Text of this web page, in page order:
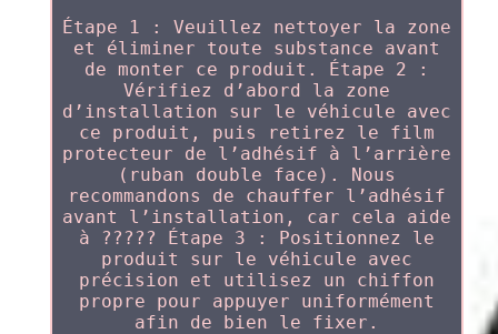
Étape 1 : Veuillez nettoyer la zone
et éliminer toute substance avant
de monter ce produit. Étape 2 :
Vérifiez d’abord la zone
d’installation sur le véhicule avec
ce produit, puis retirez le film
protecteur de l’adhésif à l’arrière
(ruban double face). Nous
recommandons de chauffer l’adhésif
avant l’installation, car cela aide
à ????? Étape 3 : Positionnez le
produit sur le véhicule avec
précision et utilisez un chiffon
propre pour appuyer uniformément
afin de bien le fixer.